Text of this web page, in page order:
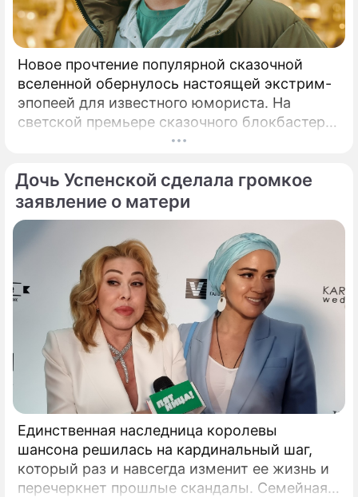
Новое прочтение популярной сказочной
вселенной обернулось настоящей экстрим-
эпопеей для известного юмориста. На
светской премьере сказочного блокбастера
"Последний богатырь.
Дочь Успенской сделала громкое
заявление о матери
Единственная наследница королевы
шансона решилась на кардинальный шаг,
который раз и навсегда изменит ее жизнь и
перечеркнет прошлые скандалы. Семейная